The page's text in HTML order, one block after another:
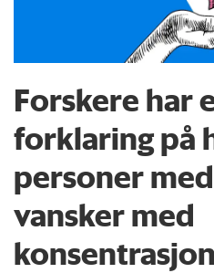
Forskere har
forklaring på
personer
vansker med
konsentrasjon